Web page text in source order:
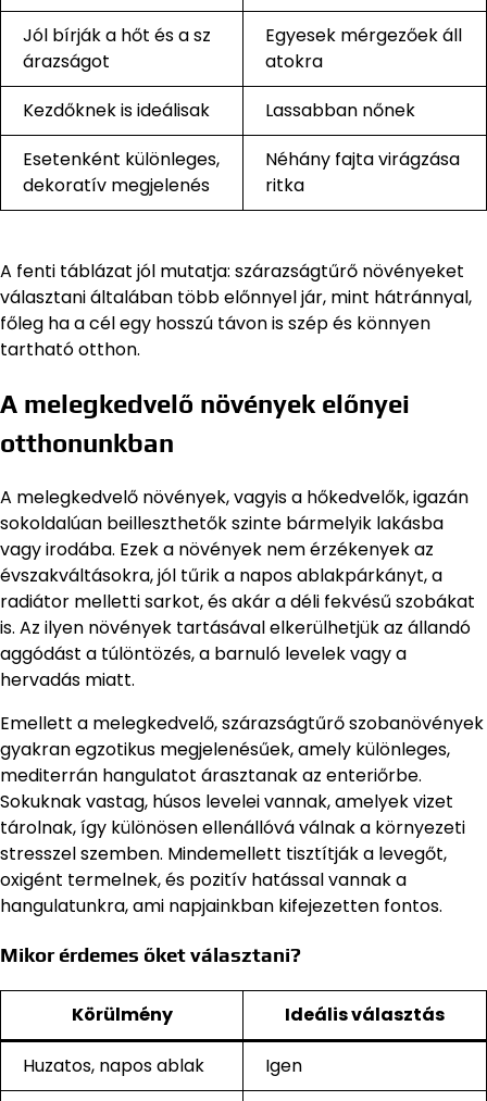
Jól bírják a hőt és a sz
árazságot
Egyesek mérgezőek áll
atokra
Kezdőknek is ideálisak
Lassabban nőnek
Esetenként különleges,
dekoratív megjelenés
Néhány fajta virágzása
ritka
A fenti táblázat jól mutatja: szárazságtűrő növényeket
választani általában több előnnyel jár, mint hátránnyal,
főleg ha a cél egy hosszú távon is szép és könnyen
tartható otthon.
A melegkedvelő növények előnyei
otthonunkban
A melegkedvelő növények, vagyis a hőkedvelők, igazán
sokoldalúan beilleszthetők szinte bármelyik lakásba
vagy irodába. Ezek a növények nem érzékenyek az
évszakváltásokra, jól tűrik a napos ablakpárkányt, a
radiátor melletti sarkot, és akár a déli fekvésű szobákat
is. Az ilyen növények tartásával elkerülhetjük az állandó
aggódást a túlöntözés, a barnuló levelek vagy a
hervadás miatt.
Emellett a melegkedvelő, szárazságtűrő szobanövények
gyakran egzotikus megjelenésűek, amely különleges,
mediterrán hangulatot árasztanak az enteriőrbe.
Sokuknak vastag, húsos levelei vannak, amelyek vizet
tárolnak, így különösen ellenállóvá válnak a környezeti
stresszel szemben. Mindemellett tisztítják a levegőt,
oxigént termelnek, és pozitív hatással vannak a
hangulatunkra, ami napjainkban kifejezetten fontos.
Mikor érdemes őket választani?
Körülmény Ideális választás
Huzatos, napos ablak
Igen